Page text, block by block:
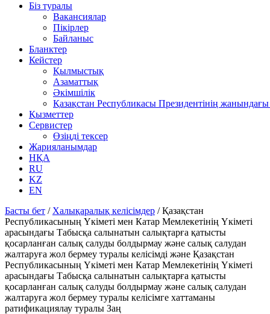
Біз туралы
Вакансиялар
Пікірлер
Байланыс
Бланктер
Кейстер
Қылмыстық
Азаматтық
Әкімшілік
Қазақстан Республикасы Президентінің
Қызметтер
Сервистер
Өзіңді тексер
Жарияланымдар
НҚА
RU
KZ
EN
Басты бет / Халықаралық келісімдер /Қазақстан
Республикасының Үкіметі мен Катар Мемлекетінің Үкіметі
арасындағы Табысқа салынатын салықтарға қатысты
қосарланған салық салуды болдырмау және салық салудан
жалтаруға жол бермеу туралы келісімді және Қазақстан
Республикасының Үкіметі мен Катар Мемлекетінің Үкіметі
арасындағы Табысқа салынатын салықтарға қатысты
қосарланған салық салуды болдырмау және салық салудан
жалтаруға жол бермеу туралы келісімге хаттаманы
ратификациялау туралы Заң